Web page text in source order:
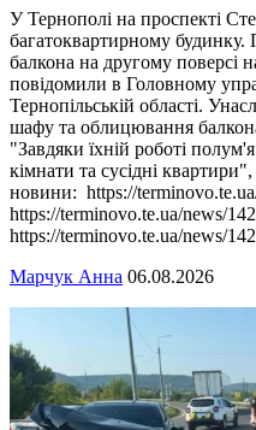
У Тернополі на проспекті
багатоквартирному будинку.
балкона на другому поверсі
повідомили в Головному
Тернопільській області.
шафу та облицювання
"Завдяки їхній роботі
кімнати та сусідні
новини: https://
https://terminovo.te.ua/news/
https://terminovo.te.ua/news/
Марчук Анна 06.08.2026